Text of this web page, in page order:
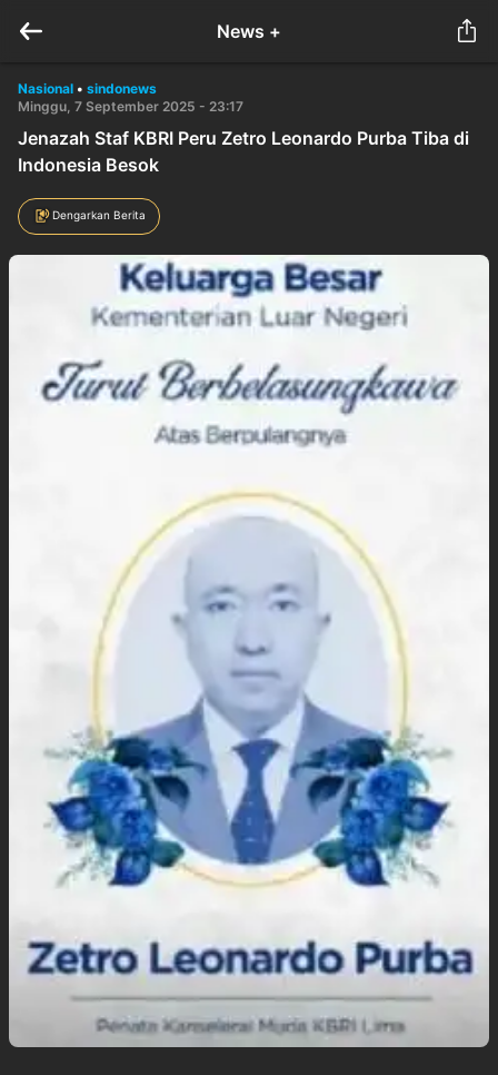
News +
Nasional • sindonews
Minggu, 7 September 2025 - 23:17
Jenazah Staf KBRI Peru Zetro Leonardo Purba Tiba di
Indonesia Besok
Dengarkan Berita